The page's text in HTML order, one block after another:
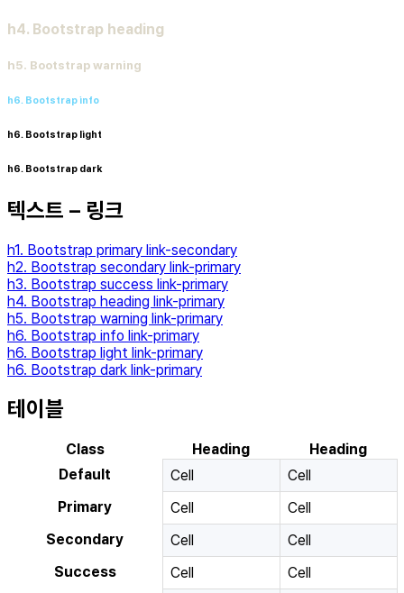
h4. Bootstrap heading
h5. Bootstrap warning
h6. Bootstrap info
h6. Bootstrap light
h6. Bootstrap dark
텍스트 – 링크
h1. Bootstrap primary link-secondary
h2. Bootstrap secondary link-primary
h3. Bootstrap success link-primary
h4. Bootstrap heading link-primary
h5. Bootstrap warning link-primary
h6. Bootstrap info link-primary
h6. Bootstrap light link-primary
h6. Bootstrap dark link-primary
테이블
Class Heading
Heading
Default
Cell
Cell
Primary
Cell
Cell
Secondary
Cell
Cell
Success
Cell
Cell